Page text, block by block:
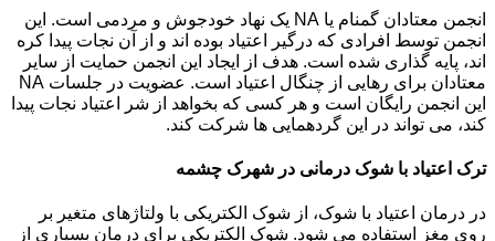
انجمن معتادان گمنام یا NA یک نهاد خودجوش و مردمی است. این
انجمن توسط افرادی که درگیر اعتیاد بوده اند و از آن نجات پیدا کره
اند، پایه گذاری شده است. هدف از ایجاد این انجمن حمایت از سایر
معتادان برای رهایی از چنگال اعتیاد است. عضویت در جلسات NA
این انجمن رایگان است و هر کسی که بخواهد از شر اعتیاد نجات پیدا
کند، می تواند در این گردهمایی ها شرکت کند.
ترک اعتیاد با شوک درمانی در شهرک چشمه
در درمان اعتیاد با شوک، از شوک الکتریکی با ولتاژهای متغیر بر
روی مغز استفاده می شود. شوک الکتریکی برای درمان بسیاری از